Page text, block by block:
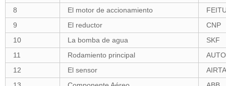
8
El motor de accionamiento
9
El reductor
CNP
10
La bomba de agua
SKF
11
Rodamiento principal
12
El sensor